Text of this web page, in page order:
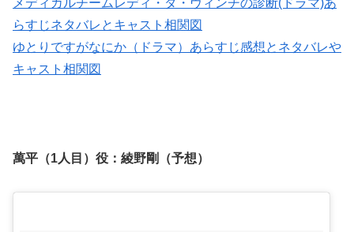
らすじネタバレとキャスト相関図
ゆとりですがなにか（ドラマ）あらすじ感想とネタバレや
キャスト相関図
萬平（1人目）役： 綾野剛（予想）